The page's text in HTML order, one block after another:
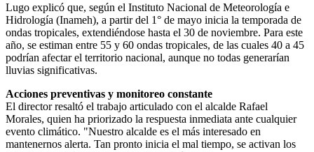
Lugo explicó que, según el Instituto Nacional de Meteorología e
Hidrología (Inameh), a partir del 1° de mayo inicia la temporada de
ondas tropicales, extendiéndose hasta el 30 de noviembre. Para este
año, se estiman entre 55 y 60 ondas tropicales, de las cuales 40 a 45
podrían afectar el territorio nacional, aunque no todas generarían
lluvias significativas.
Acciones preventivas y monitoreo constante
El director resaltó el trabajo articulado con el alcalde Rafael
Morales, quien ha priorizado la respuesta inmediata ante cualquier
evento climático. "Nuestro alcalde es el más interesado en
mantenernos alerta. Tan pronto inicia el mal tiempo, se activan los